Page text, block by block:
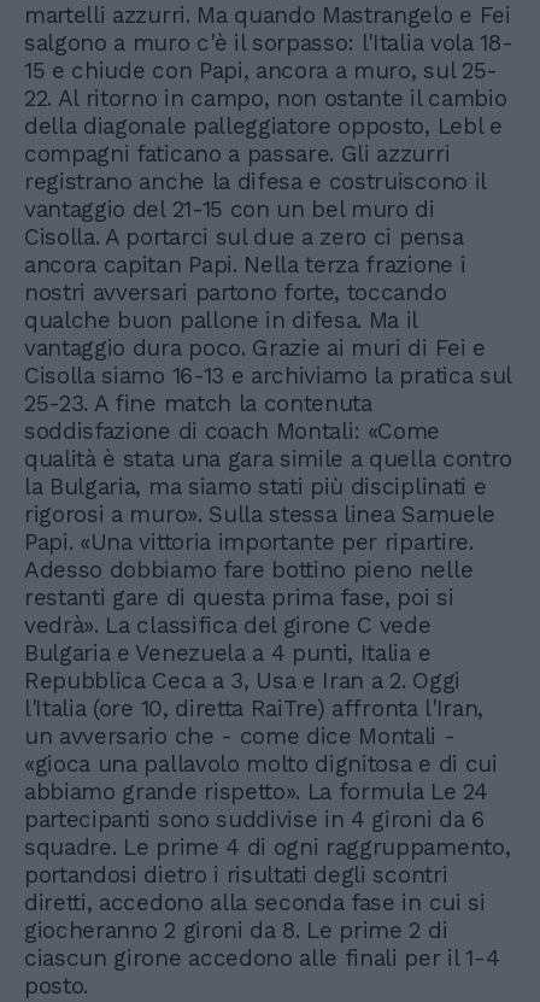
martelli azzurri. Ma quando Mastrangelo e Fei
salgono a muro c'è il sorpasso: l'Italia vola 18-
15 e chiude con Papi, ancora a muro, sul 25-
22. Al ritorno in campo, non ostante il cambio
della diagonale palleggiatore opposto, Lebl e
compagni faticano a passare. Gli azzurri
registrano anche la difesa e costruiscono il
vantaggio del 21-15 con un bel muro di
Cisolla. A portarci sul due a zero ci pensa
ancora capitan Papi. Nella terza frazione i
nostri avversari partono forte, toccando
qualche buon pallone in difesa. Ma il
vantaggio dura poco. Grazie ai muri di Fei e
Cisolla siamo 16-13 e archiviamo la pratica sul
25-23. A fine match la contenuta
soddisfazione di coach Montali: «Come
qualità è stata una gara simile a quella contro
la Bulgaria, ma siamo stati più disciplinati e
rigorosi a muro». Sulla stessa linea Samuele
Papi. «Una vittoria importante per ripartire.
Adesso dobbiamo fare bottino pieno nelle
restanti gare di questa prima fase, poi si
vedrà». La classifica del girone C vede
Bulgaria e Venezuela a 4 punti, Italia e
Repubblica Ceca a 3, Usa e Iran a 2. Oggi
l'Italia (ore 10, diretta RaiTre) affronta l'Iran,
un avversario che - come dice Montali -
«gioca una pallavolo molto dignitosa e di cui
abbiamo grande rispetto». La formula Le 24
partecipanti sono suddivise in 4 gironi da 6
squadre. Le prime 4 di ogni raggruppamento,
portandosi dietro i risultati degli scontri
diretti, accedono alla seconda fase in cui si
giocheranno 2 gironi da 8. Le prime 2 di
ciascun girone accedono alle finali per il 1-4
posto.